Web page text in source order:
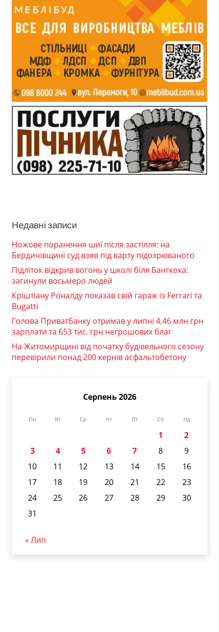
Недавні записи
Ножове поранення шиї після застілля: на
Бердичівщині суд взяв під варту підозрюваного
Підліток відкрив вогонь у школі біля Бангкока:
загинули восьмеро людей
Кріштіану Роналду показав свій гараж із Ferrari та
Bugatti
Голова ПриватБанку отримав у липні 4,46 млн грн
зарплати та 653 тис. грн негрошових благ
На Житомирщині від початку будівельного сезону
перевірили понад 200 кернів асфальтобетону
Серпень 2026
Пн Вт Ср Чт Пт Сб Нд
1
2
3
4 5 6 7 8
9
10
11 12 13 14 15
16
17
18 19 20 21 22
23
24
25 26 27 28 29
30
31
« Лип